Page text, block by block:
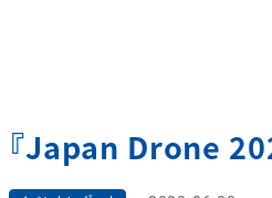
『Japan Drone